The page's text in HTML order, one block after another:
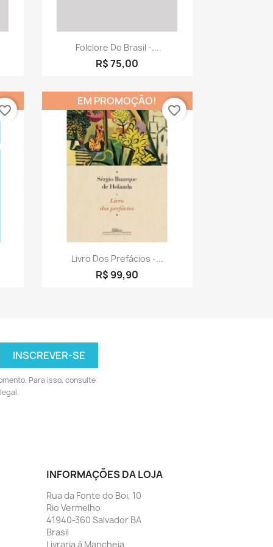
Visualização rápida
Folclore Do Brasil -...
R$ 75,00
Visualização rápida
Livro Dos Prefácios -...
R$ 99,90
EM PROMOÇÃO!
favorite_border
Para isso, consulte
INFORMAÇÕES DA LOJA
Rua da Fonte do Boi, 10
Rio Vermelho
41940-360 Salvador BA
Brasil
Livraria à Mancheia